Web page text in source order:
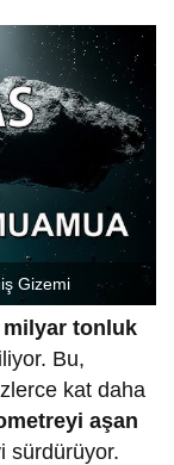
Gizemi
milyar tonluk
Bu,
kat daha
aşan
sürdürüyor.